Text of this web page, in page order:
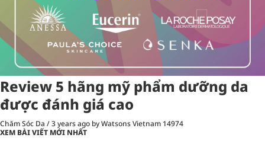
Review 5 hãng mỹ phẩm dưỡng da
được đánh giá cao
Chăm Sóc Da /3 years ago by Watsons Vietnam 14974
XEM BÀI VIẾT MỚI NHẤT